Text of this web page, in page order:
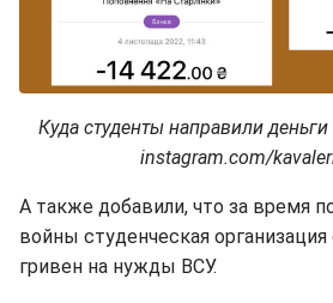
Куда студенты направили
instagram.com/
А также добавили, что за время
войны студенческая организация
гривен на нужды ВСУ.